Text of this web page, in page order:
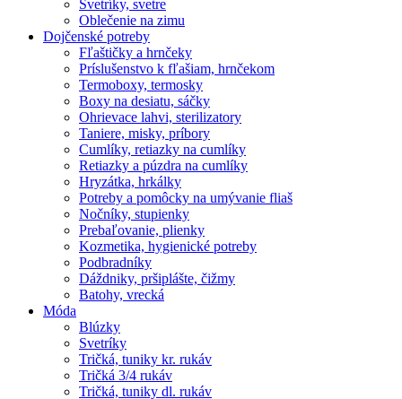
Svetríky, svetre
Oblečenie na zimu
Dojčenské potreby
Fľaštičky a hrnčeky
Príslušenstvo k fľašiam, hrnčekom
Termoboxy, termosky
Boxy na desiatu, sáčky
Ohrievace lahvi, sterilizatory
Taniere, misky, príbory
Cumlíky, retiazky na cumlíky
Retiazky a púzdra na cumlíky
Hryzátka, hrkálky
Potreby a pomôcky na umývanie fliaš
Nočníky, stupienky
Prebaľovanie, plienky
Kozmetika, hygienické potreby
Podbradníky
Dáždniky, pršiplášte, čižmy
Batohy, vrecká
Móda
Blúzky
Svetríky
Tričká, tuniky kr. rukáv
Tričká 3/4 rukáv
Tričká, tuniky dl. rukáv